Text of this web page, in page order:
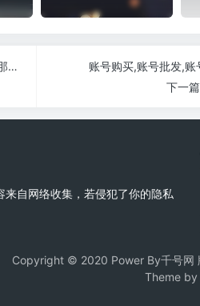
支付宝账号购买-想办理支付宝账号买东西。注册那个需要信用卡什么嘛？需要什么条件注册
账号购买,账号批发,账
下一篇
自网络收集，若侵犯了你的隐私
Copyright © 2020 Power By千号网
Theme by